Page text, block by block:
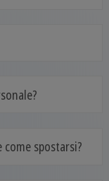
come spostarsi?